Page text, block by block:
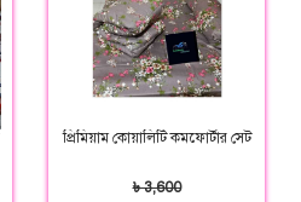
প্রিমিয়াম কোয়ালিটি কমফোর্টার সেট
৳ 3,600